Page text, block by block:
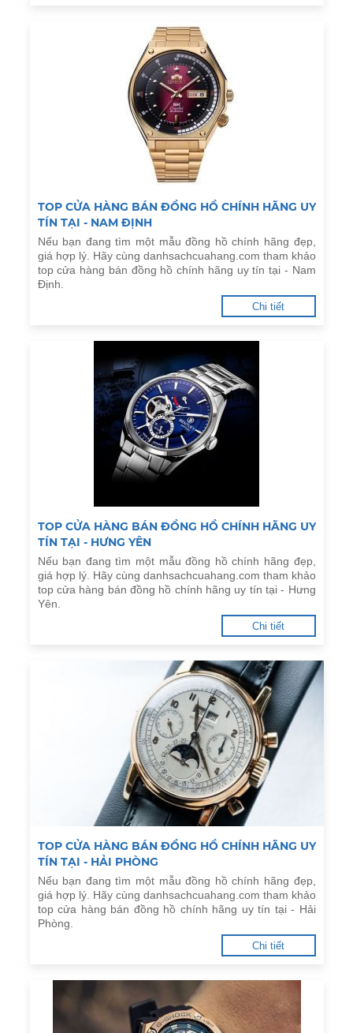
TOP CỬA HÀNG BÁN ĐỒNG HỒ CHÍNH HÃNG UY
TÍN TẠI - NAM ĐỊNH
Nếu bạn đang tìm một mẫu đồng hồ chính hãng đẹp,
giá hợp lý. Hãy cùng danhsachcuahang.com tham khảo
top cửa hàng bán đồng hồ chính hãng uy tín tại - Nam
Định.
Chi tiết
TOP CỬA HÀNG BÁN ĐỒNG HỒ CHÍNH HÃNG UY
TÍN TẠI - HƯNG YÊN
Nếu bạn đang tìm một mẫu đồng hồ chính hãng đẹp,
giá hợp lý. Hãy cùng danhsachcuahang.com tham khảo
top cửa hàng bán đồng hồ chính hãng uy tín tại - Hưng
Yên.
Chi tiết
TOP CỬA HÀNG BÁN ĐỒNG HỒ CHÍNH HÃNG UY
TÍN TẠI - HẢI PHÒNG
Nếu bạn đang tìm một mẫu đồng hồ chính hãng đẹp,
giá hợp lý. Hãy cùng danhsachcuahang.com tham khảo
top cửa hàng bán đồng hồ chính hãng uy tín tại - Hải
Phòng.
Chi tiết